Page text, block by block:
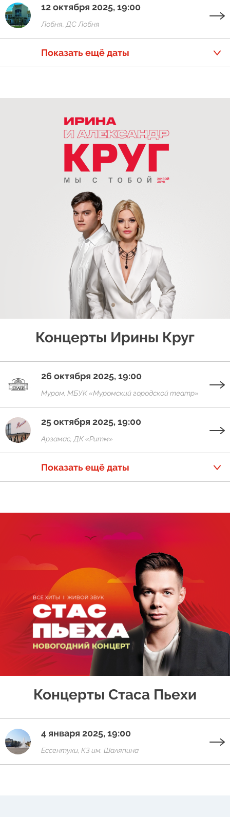
12 октября 2025, 19:00
Лобня, ДС Лобня
Показать ещё даты
Концерты Ирины Круг
26 октября 2025, 19:00
Муром, МБУК «Муромский городской театр»
25 октября 2025, 19:00
Арзамас, ДК «Ритм»
Показать ещё даты
Концерты Стаса Пьехи
4 января 2025, 19:00
Ессентуки, КЗ им. Шаляпина